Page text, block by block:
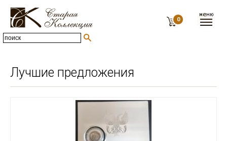
0
Лучшие предложения